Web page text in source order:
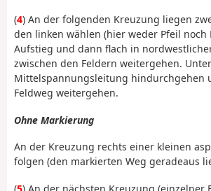
(4) An der folgenden Kreuzung liegen
den linken wählen (hier weder Pfeil noch
Aufstieg und dann flach in
zwischen den Feldern weitergehen.
Mittelspannungsleitung hindurchgehen
Feldweg weitergehen.
Ohne Markierung
An der Kreuzung rechts einer kleinen
folgen (den markierten Weg geradeaus